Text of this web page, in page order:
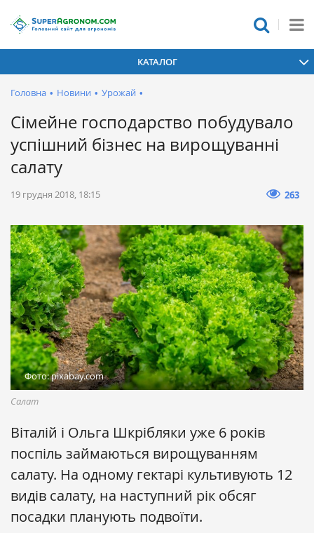
КАТАЛОГ
Головна • Новини • Урожай •
Сімейне господарство побудувало
успішний бізнес на вирощуванні
салату
19 грудня 2018, 18:15 263
Фото: pixabay.com
Салат
Віталій і Ольга Шкрібляки уже 6 років
поспіль займаються вирощуванням
салату. На одному гектарі культивують 12
видів салату, на наступний рік обсяг
посадки планують подвоїти.